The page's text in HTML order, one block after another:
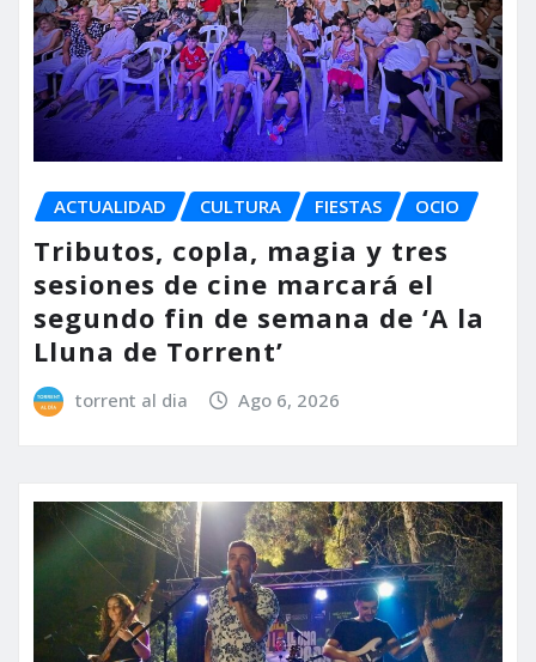
ACTUALIDAD CULTURA FIESTAS OCIO
Tributos, copla, magia y tres
sesiones de cine marcará el
segundo fin de semana de ‘A la
Lluna de Torrent’
torrent al dia Ago 6, 2026